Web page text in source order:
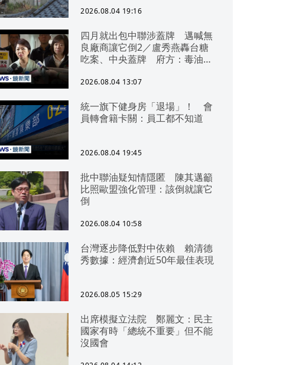
2026.08.04 19:16
四月就出包中聯涉蓋牌 邁喊無
良廠商讓它倒2／盧秀燕轟台糖
吃案、中央蓋牌 府方：毒油一
2026.08.04 13:07
統一旗下健身房「退場」！ 會
員轉會籍卡關：員工都不知道
2026.08.04 19:45
批中聯油疑知情隱匿 陳其邁籲
比照歐盟強化管理：該倒就讓它
倒
2026.08.04 10:58
台灣逐步降低對中依賴 賴清德
秀數據：經濟創近50年最佳表現
2026.08.05 15:29
出席模擬立法院 鄭麗文：民主
國家有時「總統不重要」但不能
沒國會